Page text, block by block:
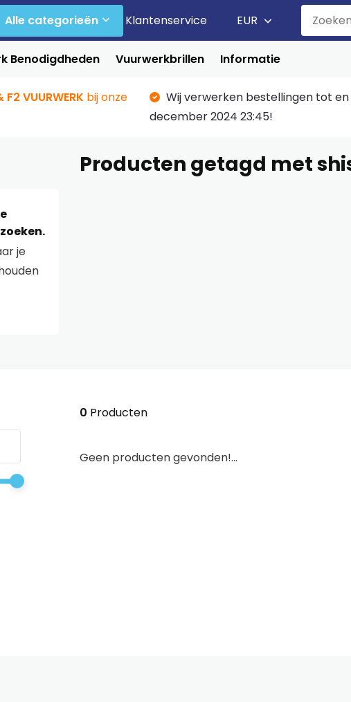
Alle categorieën Klantenservice EUR
Benodigdheden Vuurwerkbrillen Informatie
F2 VUURWERK bij onze
Wij verwerken bestellingen tot
december 2024 23:45!
je
Producten getagd met
0 Producten
Geen producten gevonden!...